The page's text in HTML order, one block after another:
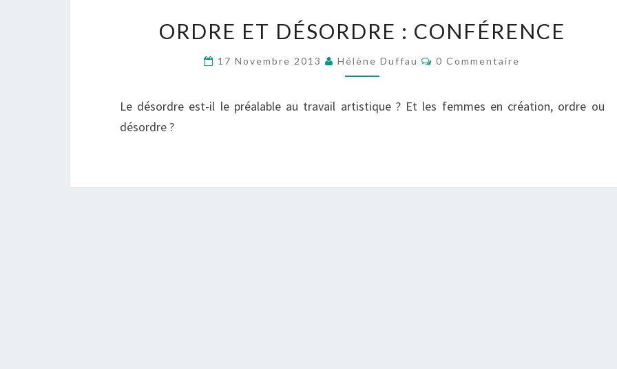
ET
DÉSORDRE
:
ORDRE ET DÉSORDRE : CONFÉRENCE
17 Novembre 2013 Hélène Duffau Commentaires
0 Commentaire
Le désordre est-il le préalable au travail artistique ? Et les femmes en création, ordre ou
désordre ?